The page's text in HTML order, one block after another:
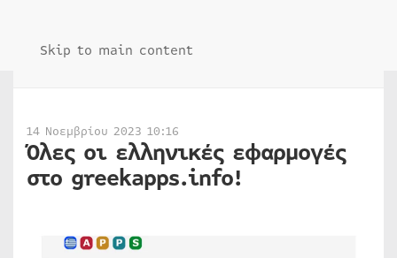
Skip to main content
14 Νοεμβρίου 2023 10:16
Όλες οι ελληνικές εφαρμογές
στο greekapps.info!